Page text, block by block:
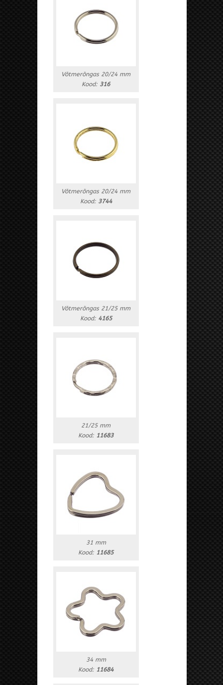
Võtmerõngas 20/24 mm
Kood: 316
Võtmerõngas 20/24 mm
Kood: 3744
Võtmerõngas 21/25 mm
Kood: 4165
21/25 mm
Kood: 11683
31 mm
Kood: 11685
34 mm
Kood: 11684